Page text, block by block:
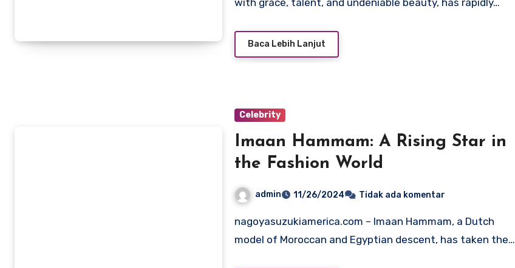
Baca Lebih Lanjut
Celebrity
Imaan Hammam: A Rising Star in
the Fashion World
admin 11/26/2024 Tidak ada komentar
nagoyasuzukiamerica.com – Imaan Hammam, a Dutch
model of Moroccan and Egyptian descent, has taken the…